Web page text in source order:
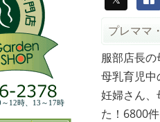
プレママ
服部店長
母乳育児中
妊婦さん
た！6800
12時、13～17時